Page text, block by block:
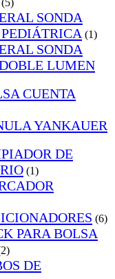
(5)
SONDA
(1)
SONDA
LUMEN
CUENTA
YANKAUER
DE
(1)
(6)
PARA BOLSA
DE